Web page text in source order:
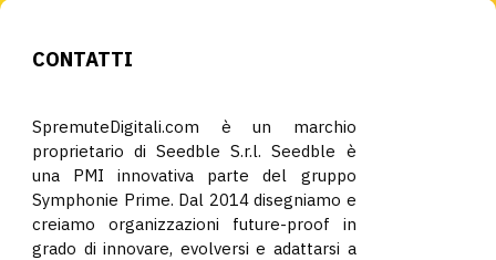
CONTATTI
SpremuteDigitali.com è un marchio
proprietario di Seedble S.r.l. Seedble è
una PMI innovativa parte del gruppo
Symphonie Prime. Dal 2014 disegniamo e
creiamo organizzazioni future-proof in
grado di innovare, evolversi e adattarsi a